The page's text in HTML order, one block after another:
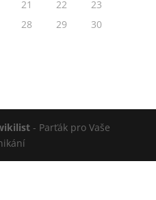
21 22
23
28 29
30
- Parťák pro Vaše